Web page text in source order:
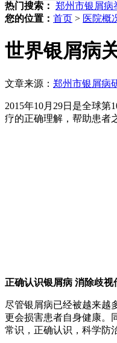
热门搜索： 郑州市银屑病
您的位置： 首页 > 医院概
世界银屑病
文章来源： 郑州市银屑病
2015年10月29日是全球
疗的正确理解，帮助患者
正确认识银屑病 消除歧视
尽管银屑病已经被越来越
更会损害患者自身健康。
常识，正确认识，科学防